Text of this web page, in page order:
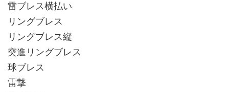
雷ブレス横払い
リングブレス
リングブレス縦
突進リングブレス
球ブレス
雷撃